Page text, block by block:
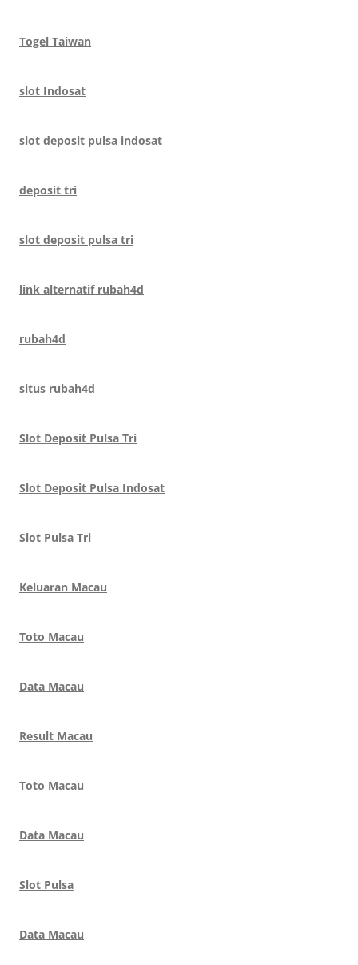
Togel Taiwan
slot Indosat
slot deposit pulsa indosat
deposit tri
slot deposit pulsa tri
link alternatif rubah4d
rubah4d
situs rubah4d
Slot Deposit Pulsa Tri
Slot Deposit Pulsa Indosat
Slot Pulsa Tri
Keluaran Macau
Toto Macau
Data Macau
Result Macau
Toto Macau
Data Macau
Slot Pulsa
Data Macau